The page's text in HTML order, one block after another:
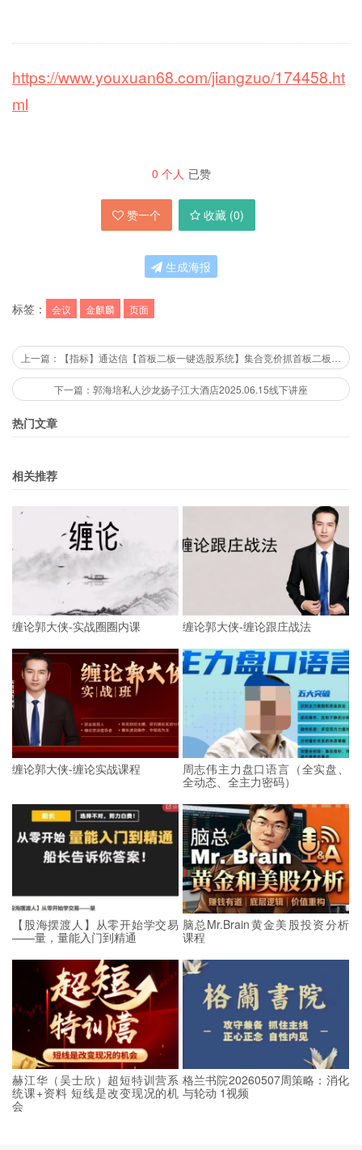
https://www.youxuan68.com/jiangzuo/174458.ht
ml
0 个人 已赞
赞一个 收藏 (0)
生成海报
标签： 会议 金麒麟 页面
下一篇：郭海培私人沙龙扬子江大酒店2025.06.15线下讲座
热门文章
相关推荐
缠论郭大侠-实战圈圈内课 缠论郭大侠-缠论跟庄战法
缠论郭大侠-缠论实战课程
周志伟主力盘口语言（全实盘、
全动态、全主力密码）
【股海摆渡人】从零开始学交易
——量，量能入门到精通
脑总Mr.Brain黄金美股投资分析
课程
赫江华（吴士欣）超短特训营系
统课+资料 短线是改变现况的机
会
格兰书院20260507周策略：消化
与轮动 1视频